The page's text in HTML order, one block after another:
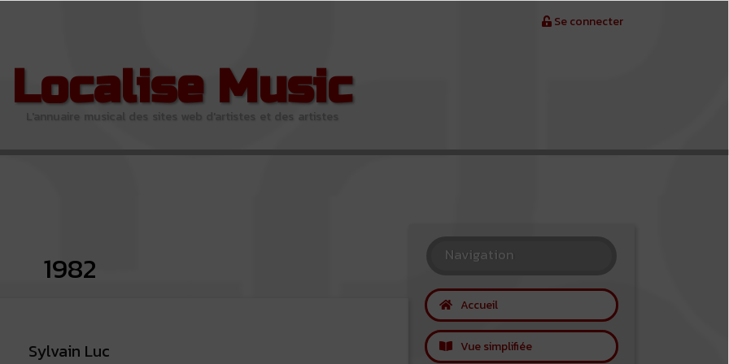
Se connecter
Localise Music
L'annuaire musical des sites web d'artistes et des artistes
1982
Sylvain Luc
Navigation
Accueil
Vue simplifiée